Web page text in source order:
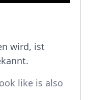
wird, ist
like is also